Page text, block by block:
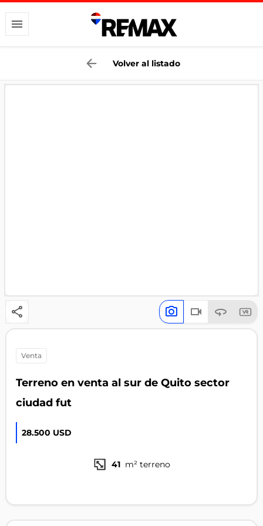
Volver al listado
venta
Terreno en venta al sur de Quito sector
ciudad fut
28.500 USD
41 m² terreno